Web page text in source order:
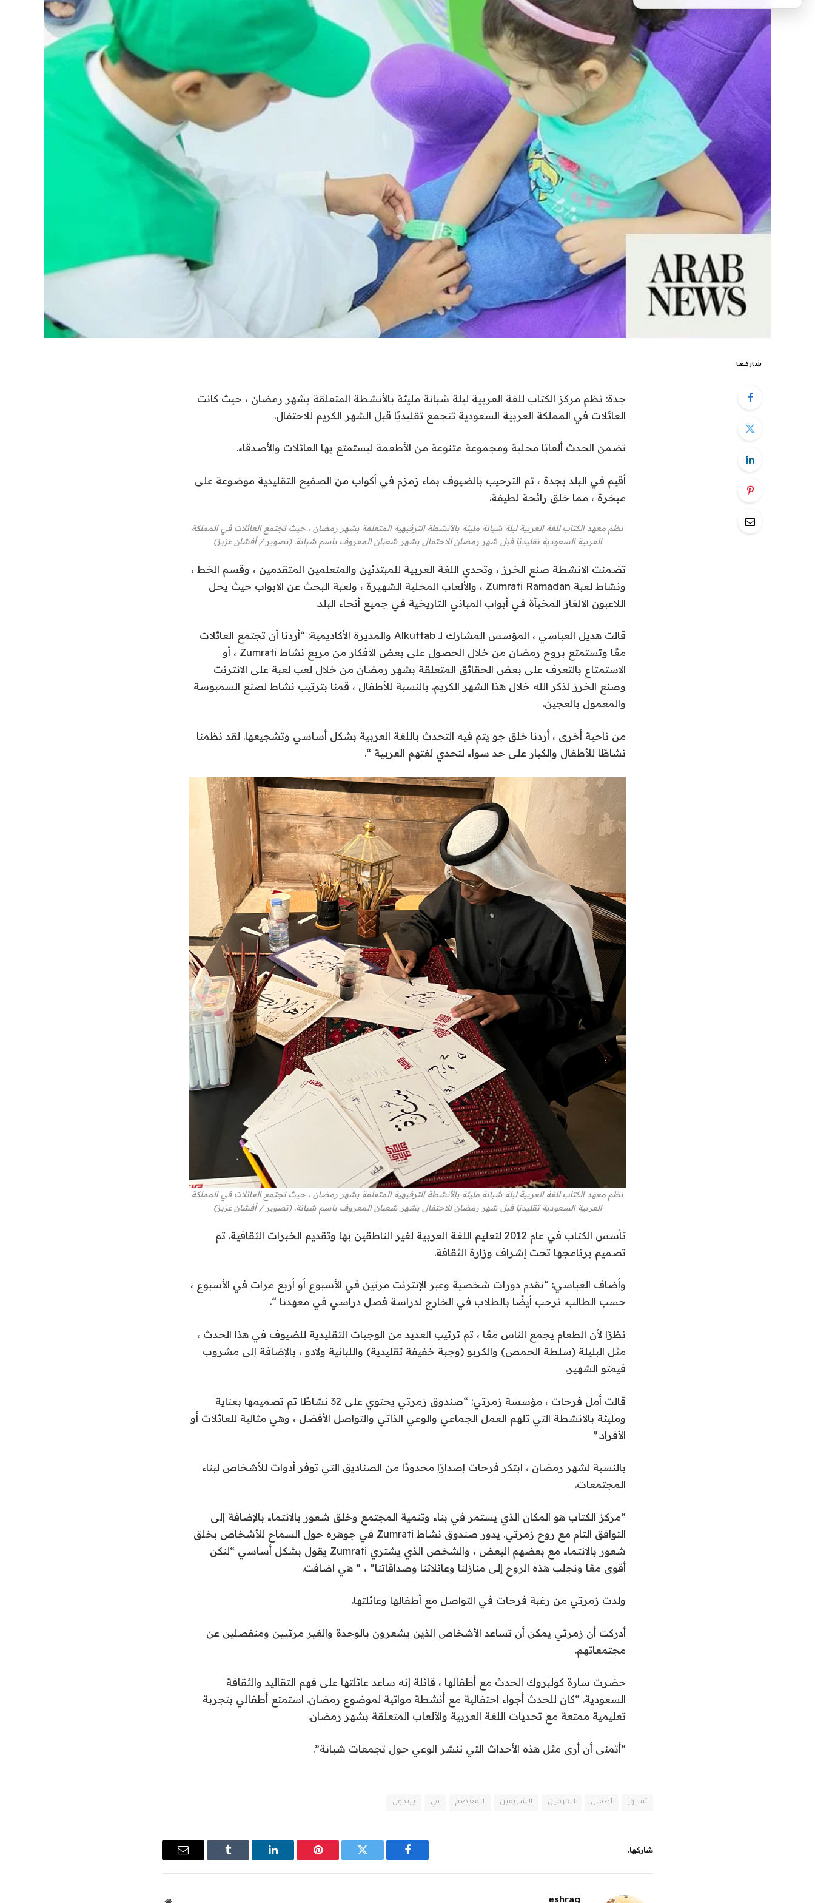
شاركها
جدة: نظم مركز الكتاب للغة العربية ليلة شبانة مليئة بالأنشطة المتعلقة بشهر رمضان ، حيث كانت
العائلات في المملكة العربية السعودية تتجمع تقليديًا قبل الشهر الكريم للاحتفال.
تضمن الحدث ألعابًا محلية ومجموعة متنوعة من الأطعمة ليستمتع بها العائلات والأصدقاء.
أقيم في البلد بجدة ، تم الترحيب بالضيوف بماء زمزم في أكواب من الصفيح التقليدية موضوعة على
مبخرة ، مما خلق رائحة لطيفة.
نظم معهد الكتاب للغة العربية ليلة شبانة مليئة بالأنشطة الترفيهية المتعلقة بشهر رمضان ، حيث تجتمع العائلات في المملكة
العربية السعودية تقليديًا قبل شهر رمضان للاحتفال بشهر شعبان المعروف باسم شبانة. (تصوير / أفشان عزيز)
تضمنت الأنشطة صنع الخرز ، وتحدي اللغة العربية للمبتدئين والمتعلمين المتقدمين ، وقسم الخط ،
ونشاط لعبة Zumrati Ramadan ، والألعاب المحلية الشهيرة ، ولعبة البحث عن الأبواب حيث يحل
اللاعبون الألغاز المخبأة في أبواب المباني التاريخية في جميع أنحاء البلد.
قالت هديل العباسي ، المؤسس المشارك لـ Alkuttab والمديرة الأكاديمية: “أردنا أن تجتمع العائلات
معًا وتستمتع بروح رمضان من خلال الحصول على بعض الأفكار من مربع نشاط Zumrati ، أو
الاستمتاع بالتعرف على بعض الحقائق المتعلقة بشهر رمضان من خلال لعب لعبة على الإنترنت
وصنع الخرز لذكر الله خلال هذا الشهر الكريم. بالنسبة للأطفال ، قمنا بترتيب نشاط لصنع السمبوسة
والمعمول بالعجين.
من ناحية أخرى ، أردنا خلق جو يتم فيه التحدث باللغة العربية بشكل أساسي وتشجيعها. لقد نظمنا
نشاطًا للأطفال والكبار على حد سواء لتحدي لغتهم العربية “.
نظم معهد الكتاب للغة العربية ليلة شبانة مليئة بالأنشطة الترفيهية المتعلقة بشهر رمضان ، حيث تجتمع العائلات في المملكة
العربية السعودية تقليديًا قبل شهر رمضان للاحتفال بشهر شعبان المعروف باسم شبانة. (تصوير / أفشان عزيز)
تأسس الكتاب في عام 2012 لتعليم اللغة العربية لغير الناطقين بها وتقديم الخبرات الثقافية. تم
تصميم برنامجها تحت إشراف وزارة الثقافة.
وأضاف العباسي: “نقدم دورات شخصية وعبر الإنترنت مرتين في الأسبوع أو أربع مرات في الأسبوع ،
حسب الطالب. نرحب أيضًا بالطلاب في الخارج لدراسة فصل دراسي في معهدنا “.
نظرًا لأن الطعام يجمع الناس معًا ، تم ترتيب العديد من الوجبات التقليدية للضيوف في هذا الحدث ،
مثل البليلة (سلطة الحمص) والكربو (وجبة خفيفة تقليدية) واللبانية ولادو ، بالإضافة إلى مشروب
فيمتو الشهير.
قالت أمل فرحات ، مؤسسة زمرتي: “صندوق زمرتي يحتوي على 32 نشاطًا تم تصميمها بعناية
ومليئة بالأنشطة التي تلهم العمل الجماعي والوعي الذاتي والتواصل الأفضل ، وهي مثالية للعائلات أو
الأفراد.”
بالنسبة لشهر رمضان ، ابتكر فرحات إصدارًا محدودًا من الصناديق التي توفر أدوات للأشخاص لبناء
المجتمعات.
“مركز الكتاب هو المكان الذي يستمر في بناء وتنمية المجتمع وخلق شعور بالانتماء بالإضافة إلى
التوافق التام مع روح زمرتي. يدور صندوق نشاط Zumrati في جوهره حول السماح للأشخاص بخلق
شعور بالانتماء مع بعضهم البعض ، والشخص الذي يشتري Zumrati يقول بشكل أساسي “لنكن
أقوى معًا ونجلب هذه الروح إلى منازلنا وعائلاتنا وصداقاتنا” ، ” هي اضافت.
ولدت زمرتي من رغبة فرحات في التواصل مع أطفالها وعائلتها.
أدركت أن زمرتي يمكن أن تساعد الأشخاص الذين يشعرون بالوحدة والغير مرئيين ومنفصلين عن
مجتمعاتهم.
حضرت سارة كولبروك الحدث مع أطفالها ، قائلة إنه ساعد عائلتها على فهم التقاليد والثقافة
السعودية. “كان للحدث أجواء احتفالية مع أنشطة مواتية لموضوع رمضان. استمتع أطفالي بتجربة
تعليمية ممتعة مع تحديات اللغة العربية والألعاب المتعلقة بشهر رمضان.
“أتمنى أن أرى مثل هذه الأحداث التي تنشر الوعي حول تجمعات شبانة”.
أساور أطفال الحرمين الشريفين المعصم في يرتدون
شاركها.
فيسبوك تويتر بينتيريستلينكدإن Tumblr
البريد
eshrag موقع